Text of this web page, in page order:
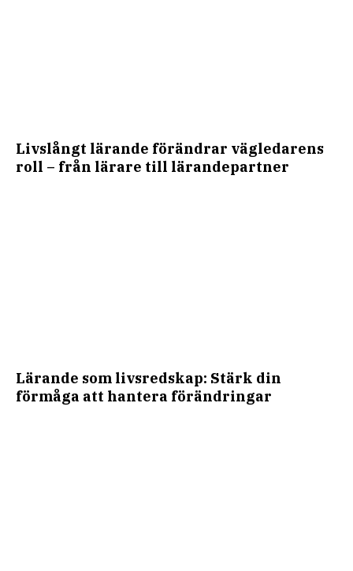
Livslångt lärande förändrar vägledarens
roll – från lärare till lärandepartner
Lärande som livsredskap: Stärk din
förmåga att hantera förändringar